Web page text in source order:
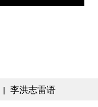
李洪志雷语